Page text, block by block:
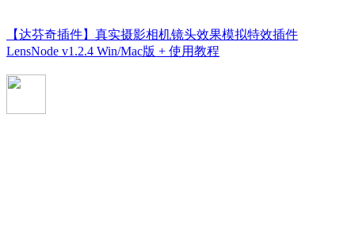
【达芬奇插件】真实摄影相机镜头效果模拟特效插件
LensNode v1.2.4 Win/Mac版 + 使用教程